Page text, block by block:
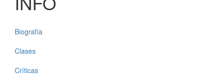
Biografía
Clases
Críticas